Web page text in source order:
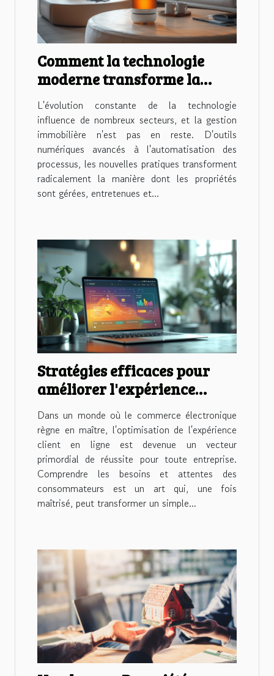
Comment la technologie
moderne transforme la
gestion immobilière
L'évolution constante de la technologie
influence de nombreux secteurs, et la gestion
immobilière n'est pas en reste. D'outils
numériques avancés à l'automatisation des
processus, les nouvelles pratiques transforment
radicalement la manière dont les propriétés
sont gérées, entretenues et...
Stratégies efficaces pour
améliorer l'expérience
client en ligne
Dans un monde où le commerce électronique
règne en maître, l'optimisation de l'expérience
client en ligne est devenue un vecteur
primordial de réussite pour toute entreprise.
Comprendre les besoins et attentes des
consommateurs est un art qui, une fois
maîtrisé, peut transformer un simple...